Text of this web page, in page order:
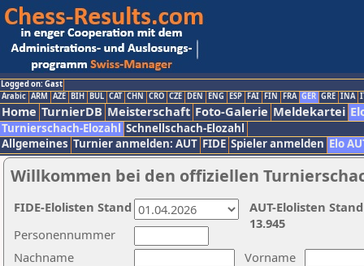
Logged on: Gast
Arabic ARM AZE BIH BUL CAT CHN CRO CZE DEN ENG ESP FAI FIN FRA GER GRE INA
Home TurnierDB Meisterschaft Foto-Galerie Meldekartei
Turnierschach-Elozahl Schnellschach-Elozahl
Allgemeines Turnier anmelden: AUT FIDE Spieler anmelden Elo
Willkommen bei den offiziellen
Nachname
Vorname
Personennummer
AUT-Elolisten
13.945
FIDE-Elolisten Stand